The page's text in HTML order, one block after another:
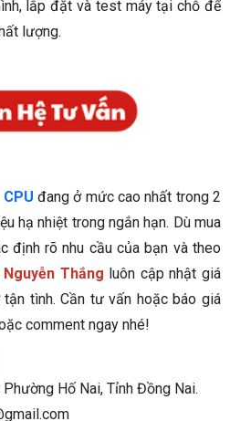
lắp đặt và test máy tại chỗ để
lượng.
CPU đang ở mức cao nhất trong 2
hạ nhiệt trong ngắn hạn. Dù mua
định rõ nhu cầu của bạn và theo
Thắng luôn cập nhật giá
tình. Cần tư vấn hoặc báo giá
comment ngay nhé!
Hố Nai, Tỉnh Đồng Nai.